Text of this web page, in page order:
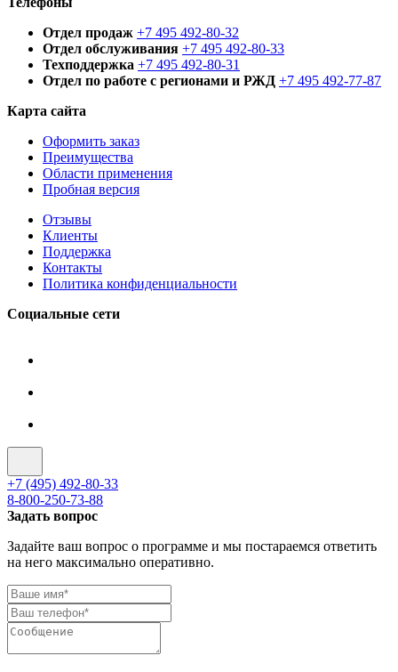
Отдел продаж +7 495 492-80-32
Отдел обслуживания +7 495 492-80-33
Техподдержка +7 495 492-80-31
Отдел по работе с регионами и РЖД +7 495 492-77-87
Карта сайта
Оформить заказ
Преимущества
Области применения
Пробная версия
Отзывы
Клиенты
Поддержка
Контакты
Политика конфиденциальности
Социальные сети
+7 (495) 492-80-33
8-800-250-73-88
Задать вопрос
Задайте ваш вопрос о программе и мы постараемся ответить
на него максимально оперативно.